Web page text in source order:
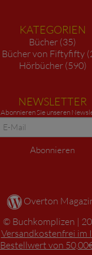
KATEGORIEN
Bücher (35)
Bücher von Fiftyfifty
Hörbücher (590)
NEWSLETTER
Abonnieren Sie unseren
Abonnieren
Overton
Buchkomplizen
Versandkostenfrei im
Bestellwert von